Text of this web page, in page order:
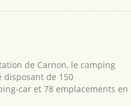
de Carnon, le camping
de 150
car et 78 emplacements en